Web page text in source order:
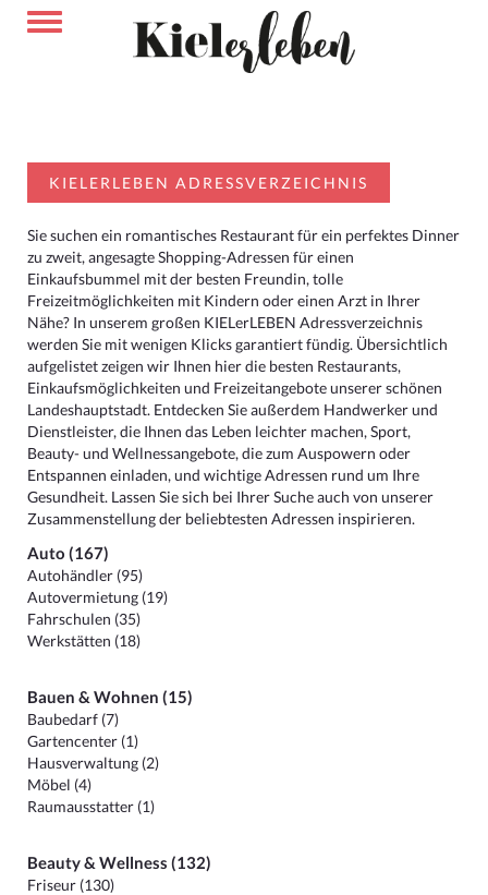
KIELERLEBEN ADRESSVERZEICHNIS
Sie suchen ein romantisches Restaurant für ein perfektes Dinner
zu zweit, angesagte Shopping-Adressen für einen
Einkaufsbummel mit der besten Freundin, tolle
Freizeitmöglichkeiten mit Kindern oder einen Arzt in Ihrer
Nähe? In unserem großen KIELerLEBEN Adressverzeichnis
werden Sie mit wenigen Klicks garantiert fündig. Übersichtlich
aufgelistet zeigen wir Ihnen hier die besten Restaurants,
Einkaufsmöglichkeiten und Freizeitangebote unserer schönen
Landeshauptstadt. Entdecken Sie außerdem Handwerker und
Dienstleister, die Ihnen das Leben leichter machen, Sport,
Beauty- und Wellnessangebote, die zum Auspowern oder
Entspannen einladen, und wichtige Adressen rund um Ihre
Gesundheit. Lassen Sie sich bei Ihrer Suche auch von unserer
Zusammenstellung der beliebtesten Adressen inspirieren.
Auto (167)
Autohändler (95)
Autovermietung (19)
Fahrschulen (35)
Werkstätten (18)
Bauen & Wohnen (15)
Baubedarf (7)
Gartencenter (1)
Hausverwaltung (2)
Möbel (4)
Raumausstatter (1)
Beauty & Wellness (132)
Friseur (130)